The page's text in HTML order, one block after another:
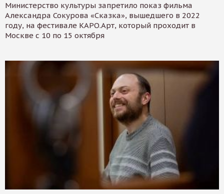
Министерство культуры запретило показ фильма
Александра Сокурова «Сказка», вышедшего в 2022
году, на фестивале КАРО.Арт, который проходит в
Москве с 10 по 15 октября